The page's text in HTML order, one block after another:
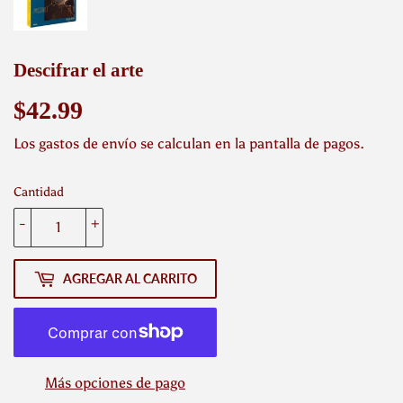
Descifrar el arte
$42.99
Los gastos de envío se calculan en la pantalla de pagos.
Cantidad
+
-
AGREGAR AL CARRITO
Más opciones de pago